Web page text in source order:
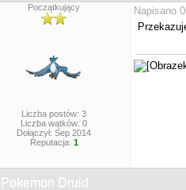
Początkujący
Liczba postów: 3
Liczba wątków: 0
Dołączył: Sep 2014
Reputacja: 1
Napisano
Pokemon Druid